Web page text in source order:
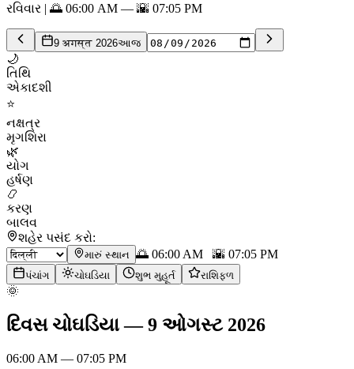
રવિવાર | 🌅 06:00 AM — 🌇 07:05 PM
9 अगस्त 2026આજ
🌙
તિથિ
એકાદશી
⭐
નક્ષત્ર
મૃગશિરા
🌿
યોગ
હર્ષણ
📿
કરણ
બાલવ
શહેર પસંદ કરો:
મારું સ્થાન 🌅 06:00 AM 🌇 07:05 PM
પંચાંગ ચોઘડિયા શુભ મુહૂર્ત રાશિફળ
🌞
દિવસ ચોઘડિયા—9 ઓગસ્ટ 2026
06:00 AM — 07:05 PM